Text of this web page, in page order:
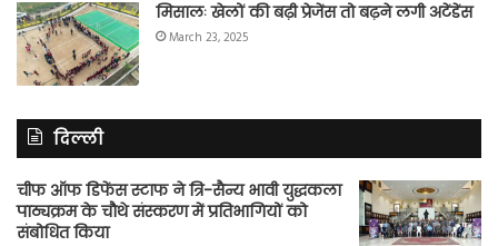
मिसालः खेलों की बढ़ी प्रेजेंस तो बढ़ने लगी अटेंडेंस
March 23, 2025
दिल्ली
चीफ ऑफ डिफेंस स्टाफ ने त्रि-सैन्य भावी युद्धकला
पाठ्यक्रम के चौथे संस्करण में प्रतिभागियों को
संबोधित किया